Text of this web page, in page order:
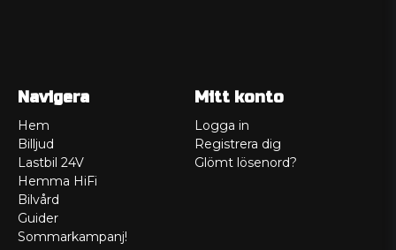
Navigera
Hem
Billjud
Lastbil 24V
Hemma HiFi
Bilvård
Guider
Sommarkampanj!
Mitt konto
Logga in
Registrera dig
Glömt lösenord?